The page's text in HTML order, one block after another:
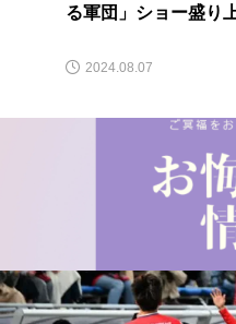
る軍団」ショー盛り
2024.08.07